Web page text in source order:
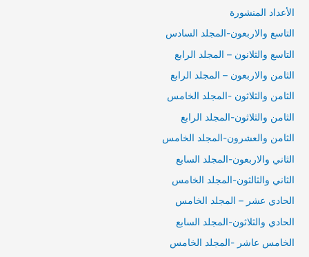
الأعداد المنشورة
التاسع والاربعون-المجلد السادس
التاسع والثلانون – المجلد الرابع
الثامن والاربعون – المجلد الرابع
الثامن والثلاثون -المجلد الخامس
الثامن والثلاثون-المجلد الرابع
الثامن والعشرون-المجلد الخامس
الثاني والاربعون-المجلد السابع
الثاني والثالثون-المجلد الخامس
الحادي عشر – المجلد الخامس
الحادي والثلاثون-المجلد السابع
الخامس عاشر -المجلد الخامس